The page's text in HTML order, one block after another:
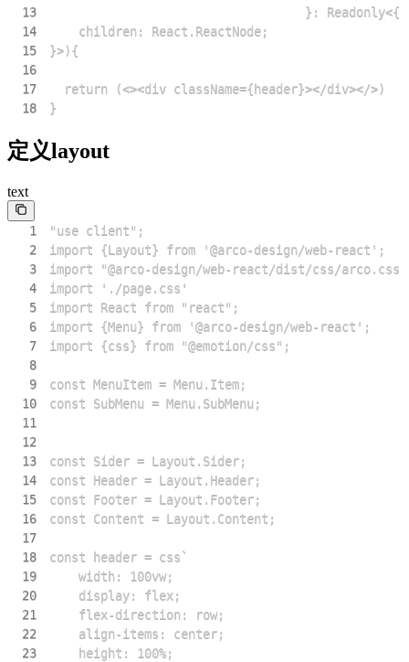
13
14
15
16
17
18
}
定义layout
text
1
2
3
4
5
6
7
8
9
10
11
12
13
14
15
16
17
18
19
20
21
22
23